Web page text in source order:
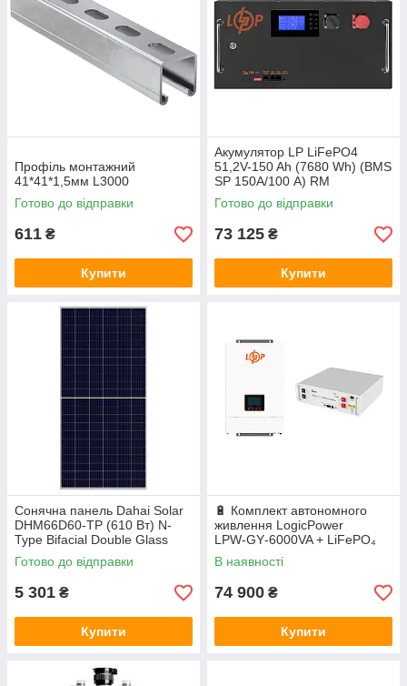
Профіль монтажний
41*41*1,5мм L3000
Готово до відправки
611 ₴
Купити
Акумулятор LP LiFePO4
51,2V-150 Ah (7680 Wh) (BMS
SP 150A/100 А) RM
RS485/CAN LCD BL
Готово до відправки
73 125 ₴
Купити
Сонячна панель Dahai Solar
DHM66D60-TP (610 Вт) N-
Type Bifacial Double Glass
Готово до відправки
5 301 ₴
Купити
🔋 Комплект автономного
живлення LogicPower
LPW‑GY‑6000VA + LiFePO₄
акумулятор Deye SE‑G5.1
Pro‑B
В наявності
74 900 ₴
Купити